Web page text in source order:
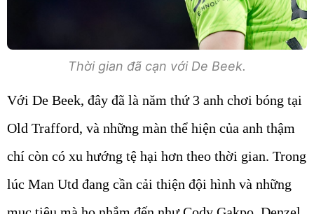
Thời gian đã cạn với De Beek.
Với De Beek, đây đã là năm thứ 3 anh chơi bóng tại
Old Trafford, và những màn thể hiện của anh thậm
chí còn có xu hướng tệ hại hơn theo thời gian. Trong
lúc Man Utd đang cần cải thiện đội hình và những